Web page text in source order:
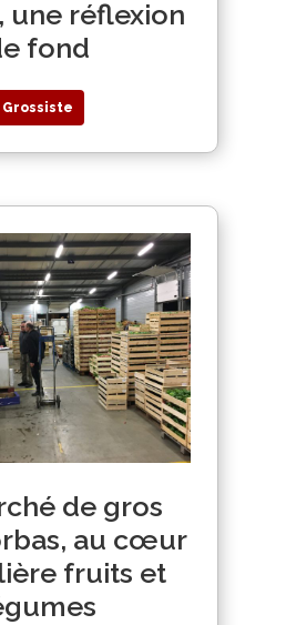
une réflexion
fond
Grossiste
de gros
au cœur
fruits et